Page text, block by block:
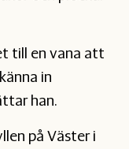
till en vana att
in
han.
på Väster i